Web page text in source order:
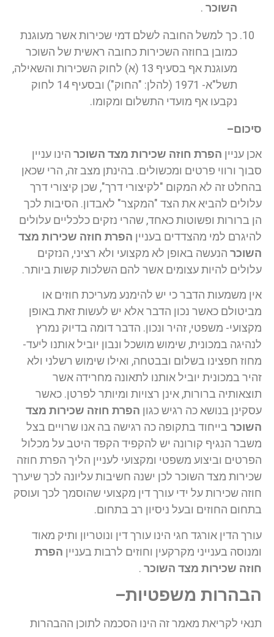
השוכר .
כך למשל החובה לשלם דמי שכירות אשר מעוגנת
כמובן בחוזה השכירות כחובה ראשית של השוכר
מעוגנת אף בסעיף 13 (א) לחוק השכירות והשאילה,
תשל"א- 1971 (להלן: "החוק") ובסעיף 14 לחוק
נקבעו אף מועדי התשלום ומקומו.
סיכום–
אכן עניין הפרת חוזה שכירות מצד השוכר הינו עניין
סבוך ורווי פרטים ומכשולים. בהינתן מצב זה, הרי שכאן
בהחלט זה לא המקום "לקיצורי דרך", שכן קיצורי דרך
עלולים להביא את הצד "המקצר" לאבדון. הסיבות לכך
הן ברורות ופשוטות כאחד, שהרי נזקים כלכליים עלולים
להיגרם למי מהצדדים בעניין הפרת חוזה שכירות מצד
השוכר הנעשה באופן לא מקצועי ולא רציני, הנזקים
עלולים להיות עצומים אשר להם השלכות קשות ביותר.
אין משמעות הדבר כי יש להימנע מעריכת חוזים או
מביטולם כאשר נכון הדבר אלא יש לעשות זאת באופן
מקצועי- משפטי, זהיר ונכון. הדבר דומה בדיוק נמרץ
לנהיגה במכונית, שימוש מושכל ונבון יוביל אותנו ליעד-
מחוז חפצינו בשלום ובבטחה, ואילו שימוש רשלני ולא
זהיר במכונית יוביל אותנו לתאונה מחרידה אשר
תוצאותיה ברורות, אינן רצויות ומיותר לפרטן. כאשר
עסקינן בנושא כה רגיש כגון הפרת חוזה שכירות מצד
השוכר בייחוד בתקופה כה רגישה בה אנו שרויים בצל
משבר הנגיף קורונה יש להקפיד הקפד היטב על מכלול
הפרטים וביצוע משפטי ומקצועי לעניין הליך הפרת חוזה
שכירות מצד השוכר לכן ישנה חשיבות עליונה לכך שיערך
חוזה שכירות על ידי עורך דין מקצועי שהוסמך לכך ועוסק
בתחום החוזים ובעל ניסיון רב בתחום.
עורך הדין אורגד חגי הינו עורך דין ונוטריון ותיק מאוד
ומנוסה בענייני מקרקעין וחוזים לרבות בעניין הפרת
חוזה שכירות מצד השוכר .
הבהרות משפטיות–
תנאי לקריאת מאמר זה הינו הסכמה לתוכן ההבהרות